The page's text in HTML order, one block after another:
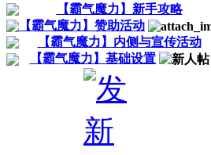
【霸气魔力】新手攻略
【霸气魔力】赞助活动
【霸气魔力】内侧与宣传活动
【霸气魔力】基础设置